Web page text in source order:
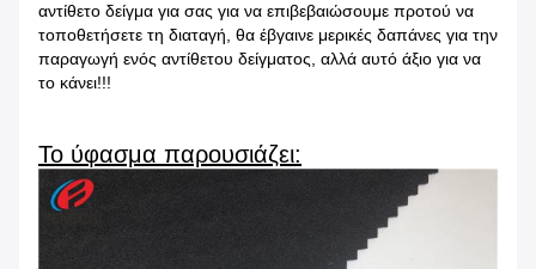
αντίθετο δείγμα για σας για να επιβεβαιώσουμε προτού να
τοποθετήσετε τη διαταγή, θα έβγαινε μερικές δαπάνες για την
παραγωγή ενός αντίθετου δείγματος, αλλά αυτό άξιο για να
το κάνει!!!
Το ύφασμα παρουσιάζει: